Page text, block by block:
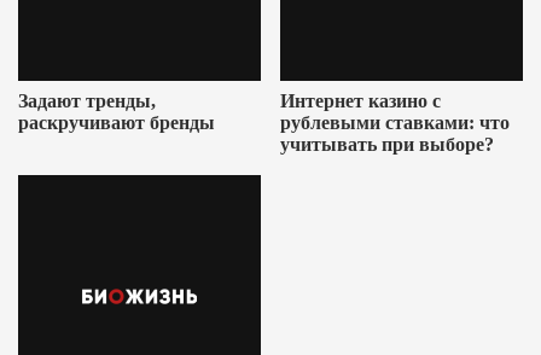
Задают тренды,
раскручивают бренды
Интернет казино с
рублевыми ставками: что
учитывать при выборе?